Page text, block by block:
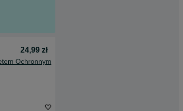
24,99 zł
Ochronnym